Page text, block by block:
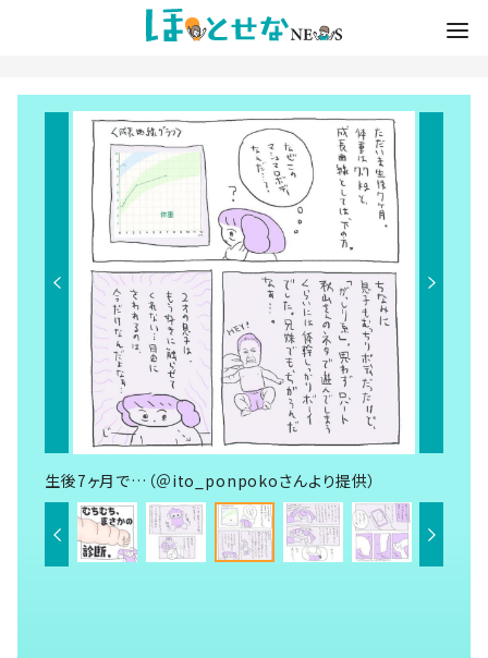
生後7ヶ月で…（＠ito_ponpokoさんより提供）